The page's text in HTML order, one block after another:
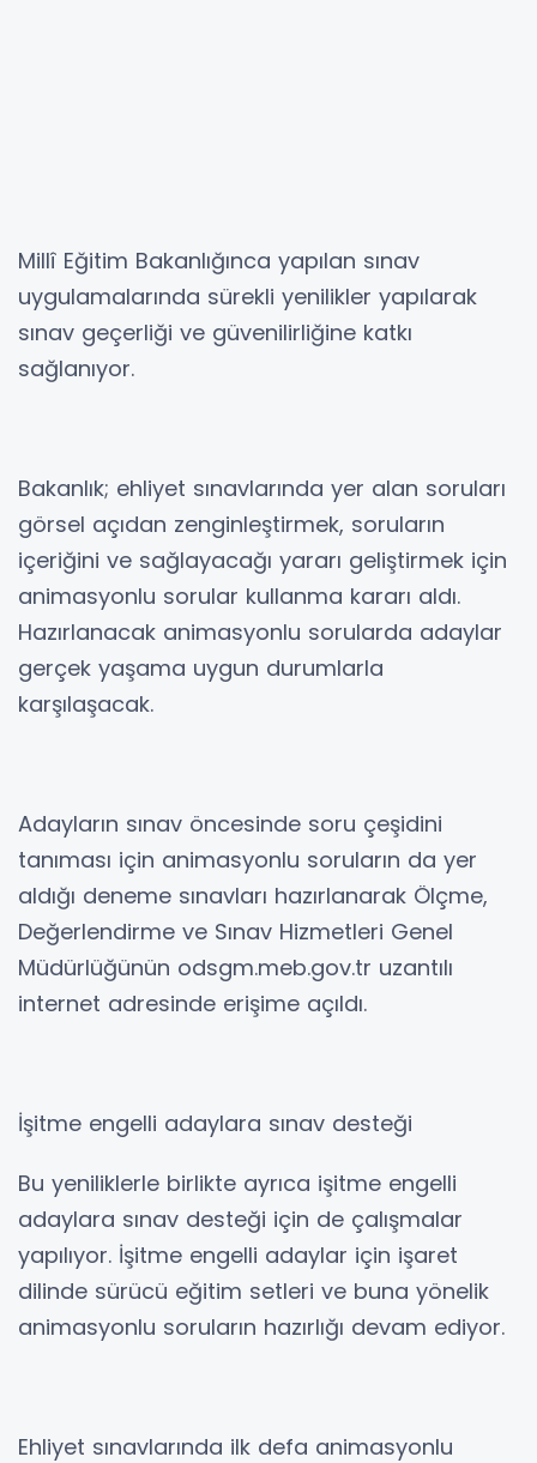
Millî Eğitim Bakanlığınca yapılan sınav
uygulamalarında sürekli yenilikler yapılarak
sınav geçerliği ve güvenilirliğine katkı
sağlanıyor.
Bakanlık; ehliyet sınavlarında yer alan soruları
görsel açıdan zenginleştirmek, soruların
içeriğini ve sağlayacağı yararı geliştirmek için
animasyonlu sorular kullanma kararı aldı.
Hazırlanacak animasyonlu sorularda adaylar
gerçek yaşama uygun durumlarla
karşılaşacak.
Adayların sınav öncesinde soru çeşidini
tanıması için animasyonlu soruların da yer
aldığı deneme sınavları hazırlanarak Ölçme,
Değerlendirme ve Sınav Hizmetleri Genel
Müdürlüğünün odsgm.meb.gov.tr uzantılı
internet adresinde erişime açıldı.
İşitme engelli adaylara sınav desteği
Bu yeniliklerle birlikte ayrıca işitme engelli
adaylara sınav desteği için de çalışmalar
yapılıyor. İşitme engelli adaylar için işaret
dilinde sürücü eğitim setleri ve buna yönelik
animasyonlu soruların hazırlığı devam ediyor.
Ehliyet sınavlarında ilk defa animasyonlu